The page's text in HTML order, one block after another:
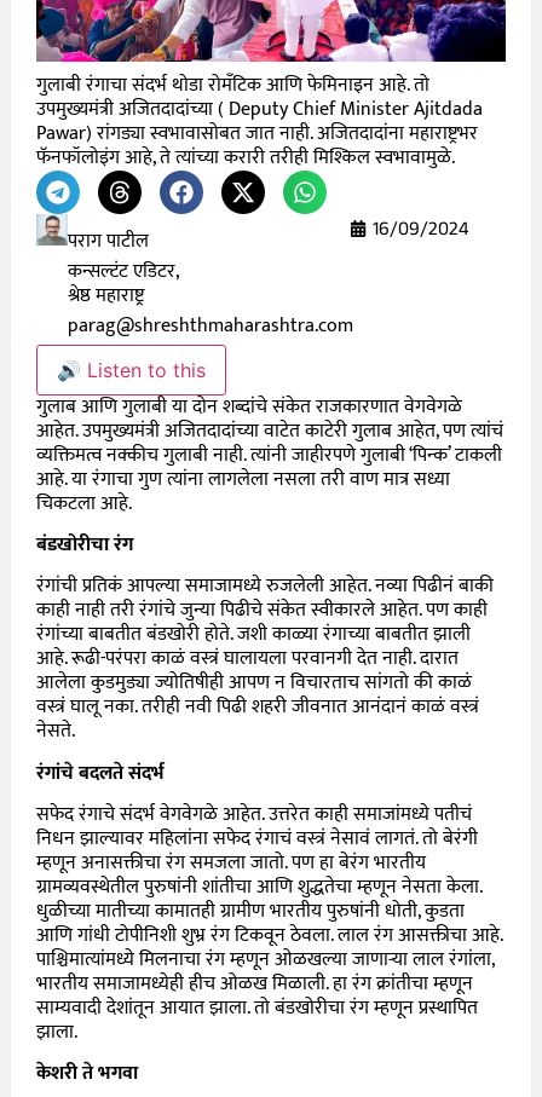
गुलाबी रंगाचा संदर्भ थोडा रोमँटिक आणि फेमिनाइन आहे. तो
उपमुख्यमंत्री अजितदादांच्या ( Deputy Chief Minister Ajitdada
Pawar) रांगड्या स्वभावासोबत जात नाही. अजितदादांना महाराष्ट्रभर
फॅनफॉलोइंग आहे, ते त्यांच्या करारी तरीही मिश्किल स्वभावामुळे.
पराग पाटील
कन्सल्टंट एडिटर,
श्रेष्ठ महाराष्ट्र
parag@shreshthmaharashtra.com
16/09/2024
🔊 Listen to this
गुलाब आणि गुलाबी या दोन शब्दांचे संकेत राजकारणात वेगवेगळे
आहेत. उपमुख्यमंत्री अजितदादांच्या वाटेत काटेरी गुलाब आहेत, पण त्यांचं
व्यक्तिमत्व नक्कीच गुलाबी नाही. त्यांनी जाहीरपणे गुलाबी ‘पिन्क’ टाकली
आहे. या रंगाचा गुण त्यांना लागलेला नसला तरी वाण मात्र सध्या
चिकटला आहे.
बंडखोरीचा रंग
रंगांची प्रतिकं आपल्या समाजामध्ये रुजलेली आहेत. नव्या पिढीनं बाकी
काही नाही तरी रंगांचे जुन्या पिढीचे संकेत स्वीकारले आहेत. पण काही
रंगांच्या बाबतीत बंडखोरी होते. जशी काळ्या रंगाच्या बाबतीत झाली
आहे. रूढी-परंपरा काळं वस्त्रं घालायला परवानगी देत नाही. दारात
आलेला कुडमुड्या ज्योतिषीही आपण न विचारताच सांगतो की काळं
वस्त्रं घालू नका. तरीही नवी पिढी शहरी जीवनात आनंदानं काळं वस्त्रं
नेसते.
रंगांचे बदलते संदर्भ
सफेद रंगाचे संदर्भ वेगवेगळे आहेत. उत्तरेत काही समाजांमध्ये पतीचं
निधन झाल्यावर महिलांना सफेद रंगाचं वस्त्रं नेसावं लागतं. तो बेरंगी
म्हणून अनासक्तीचा रंग समजला जातो. पण हा बेरंग भारतीय
ग्रामव्यवस्थेतील पुरुषांनी शांतीचा आणि शुद्धतेचा म्हणून नेसता केला.
धुळीच्या मातीच्या कामातही ग्रामीण भारतीय पुरुषांनी धोती, कुडता
आणि गांधी टोपीनिशी शुभ्र रंग टिकवून ठेवला. लाल रंग आसक्तीचा आहे.
पाश्चिमात्यांमध्ये मिलनाचा रंग म्हणून ओळखल्या जाणाऱ्या लाल रंगांला,
भारतीय समाजामध्येही हीच ओळख मिळाली. हा रंग क्रांतीचा म्हणून
साम्यवादी देशांतून आयात झाला. तो बंडखोरीचा रंग म्हणून प्रस्थापित
झाला.
केशरी ते भगवा